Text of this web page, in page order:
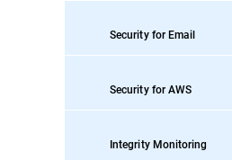
Security for Email
Security for AWS
Integrity Monitoring